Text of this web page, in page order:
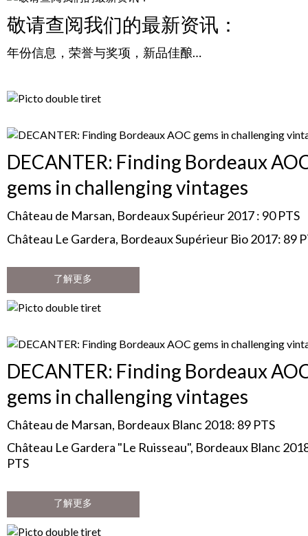
敬请查阅我们的最新资讯：
年份信息，荣誉与奖项，新品佳酿…
DECANTER: Finding Bordeaux
gems in challenging vintages
Château de Marsan, Bordeaux Supérieur 2017 : 90 PTS
Château Le Gardera, Bordeaux Supérieur Bio 2017: 89
了解更多
DECANTER: Finding Bordeaux
gems in challenging vintages
Château de Marsan, Bordeaux Blanc 2018: 89 PTS
Château Le Gardera "Le Ruisseau", Bordeaux Blanc
PTS
了解更多